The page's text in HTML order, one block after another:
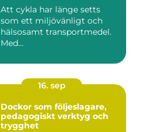
Att cykla har länge setts
som ett miljövänligt och
hälsosamt transportmedel.
Med...
16. sep
Dockor som följeslagare,
pedagogiskt verktyg och
trygghet